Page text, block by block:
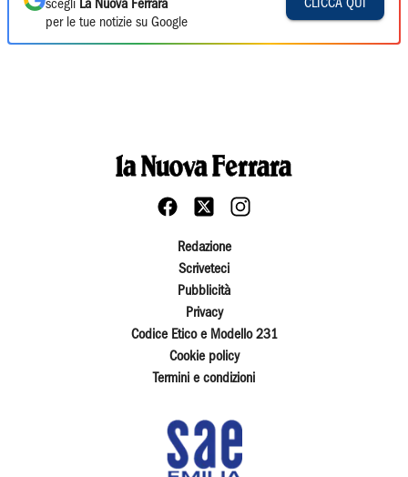
scegli La Nuova Ferrara
per le tue notizie su Google
CLICCA QUI
Redazione
Scriveteci
Pubblicità
Privacy
Codice Etico e Modello 231
Cookie policy
Termini e condizioni